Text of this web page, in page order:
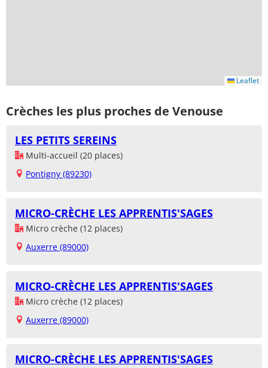
Leaflet
Crèches les plus proches de Venouse
LES PETITS SEREINS
Multi-accueil (20 places)
Pontigny (89230)
MICRO-CRÈCHE LES APPRENTIS'SAGES
Micro crèche (12 places)
Auxerre (89000)
MICRO-CRÈCHE LES APPRENTIS'SAGES
Micro crèche (12 places)
Auxerre (89000)
MICRO-CRÈCHE LES APPRENTIS'SAGES